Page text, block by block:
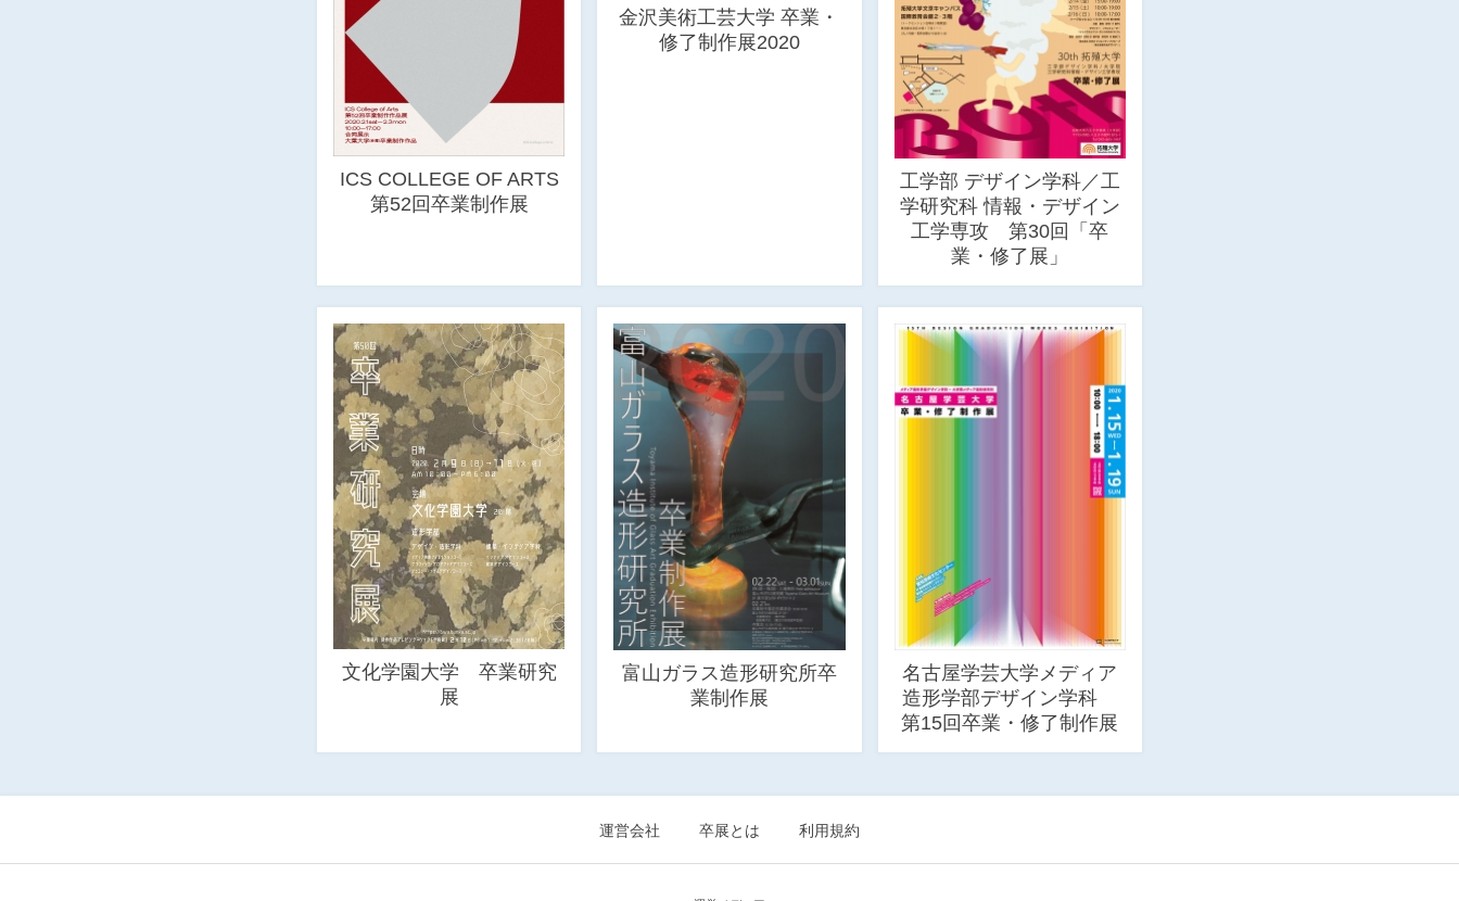
ICS COLLEGE OF ARTS
第52回卒業制作展
金沢美術工芸大学 卒業・
修了制作展2020
工学部 デザイン学科／工
学研究科 情報・デザイン
工学専攻 第30回「卒
業・修了展」
文化学園大学 卒業研究
展
富山ガラス造形研究所卒
業制作展
名古屋学芸大学メディア
造形学部デザイン学科
第15回卒業・修了制作展
運営会社 卒展とは 利用規約